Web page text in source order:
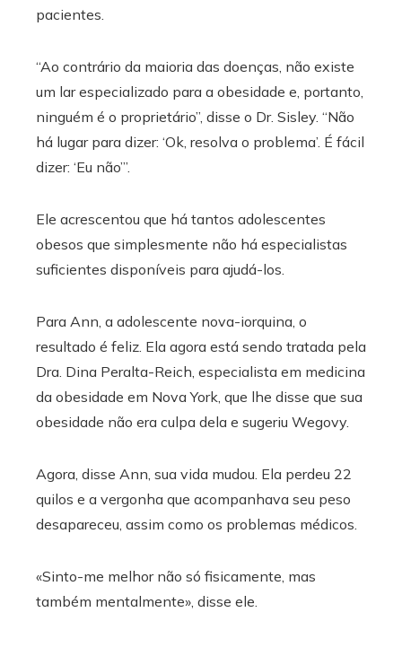
pacientes.
“Ao contrário da maioria das doenças, não existe
um lar especializado para a obesidade e, portanto,
ninguém é o proprietário”, disse o Dr. Sisley. “Não
há lugar para dizer: ‘Ok, resolva o problema’. É fácil
dizer: ‘Eu não’”.
Ele acrescentou que há tantos adolescentes
obesos que simplesmente não há especialistas
suficientes disponíveis para ajudá-los.
Para Ann, a adolescente nova-iorquina, o
resultado é feliz. Ela agora está sendo tratada pela
Dra. Dina Peralta-Reich, especialista em medicina
da obesidade em Nova York, que lhe disse que sua
obesidade não era culpa dela e sugeriu Wegovy.
Agora, disse Ann, sua vida mudou. Ela perdeu 22
quilos e a vergonha que acompanhava seu peso
desapareceu, assim como os problemas médicos.
«Sinto-me melhor não só fisicamente, mas
também mentalmente», disse ele.